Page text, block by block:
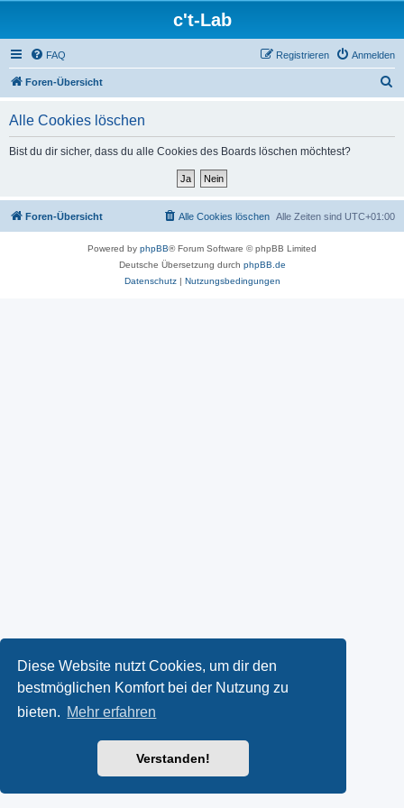
Diese Website nutzt Cookies, um dir den
bestmöglichen Komfort bei der Nutzung zu
bieten. Mehr erfahren
Verstanden!
c't-Lab
FAQ Anmelden
Registrieren
Foren-Übersicht
Alle Cookies löschen
Bist du dir sicher, dass du alle Cookies des Boards löschen möchtest?
Foren-Übersicht Alle Zeiten sind UTC+01:00
Alle Cookies löschen
Powered by phpBB® Forum Software © phpBB Limited
Deutsche Übersetzung durch phpBB.de
Datenschutz| Nutzungsbedingungen